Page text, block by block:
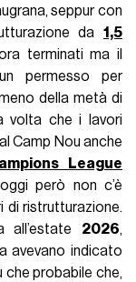
seppur con
da 1,5
terminati ma il
permesso per
della metà di
volta che i lavori
Camp Nou anche
League
però non c’è
di ristrutturazione.
all’estate 2026,
avevano indicato
che probabile che,